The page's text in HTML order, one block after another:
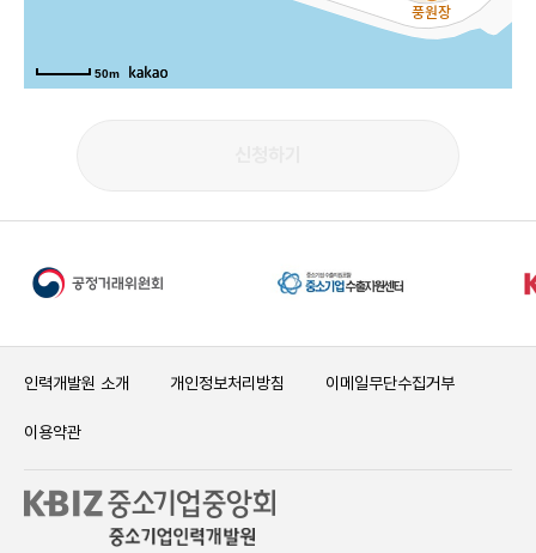
50m
인력개발원 소개 개인정보처리방침 이메일무단수집거부
이용약관